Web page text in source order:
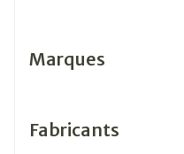
Marques
Fabricants